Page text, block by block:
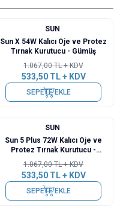
SUN
Sun X 54W Kalıcı Oje ve Protez
Tırnak Kurutucu - Gümüş
1.067,00TL + KDV
533,50TL + KDV
SEPETE EKLE
SUN
Sun 5 Plus 72W Kalıcı Oje ve
Protez Tırnak Kurutucu -
Pembe
1.067,00TL + KDV
533,50TL + KDV
SEPETE EKLE